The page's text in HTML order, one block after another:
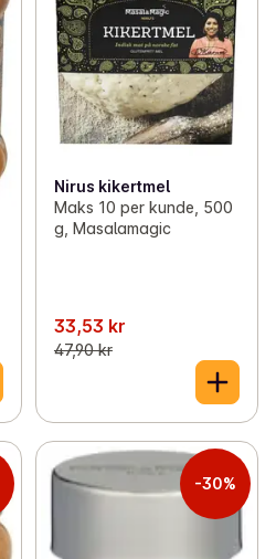
Nirus kikertmel
Maks 10 per kunde, 500
g, Masalamagic
33,53 kr
47,90 kr
-30%